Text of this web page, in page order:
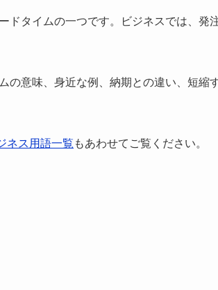
ドタイムの一つです。ビジネスでは、発
の意味、身近な例、納期との違い、短縮
ネス用語一覧もあわせてご覧ください。